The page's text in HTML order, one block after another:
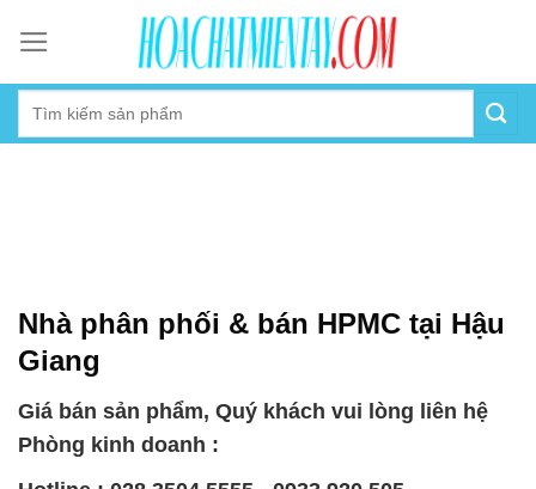
content
Nhà phân phối & bán HPMC tại Hậu
Giang
Giá bán sản phẩm, Quý khách vui lòng liên hệ
Phòng kinh doanh :